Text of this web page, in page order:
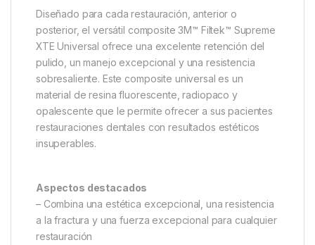
Diseñado para cada restauración, anterior o
posterior, el versátil composite 3M™ Filtek™ Supreme
XTE Universal ofrece una excelente retención del
pulido, un manejo excepcional y una resistencia
sobresaliente. Este composite universal es un
material de resina fluorescente, radiopaco y
opalescente que le permite ofrecer a sus pacientes
restauraciones dentales con resultados estéticos
insuperables.
Aspectos destacados
– Combina una estética excepcional, una resistencia
a la fractura y una fuerza excepcional para cualquier
restauración